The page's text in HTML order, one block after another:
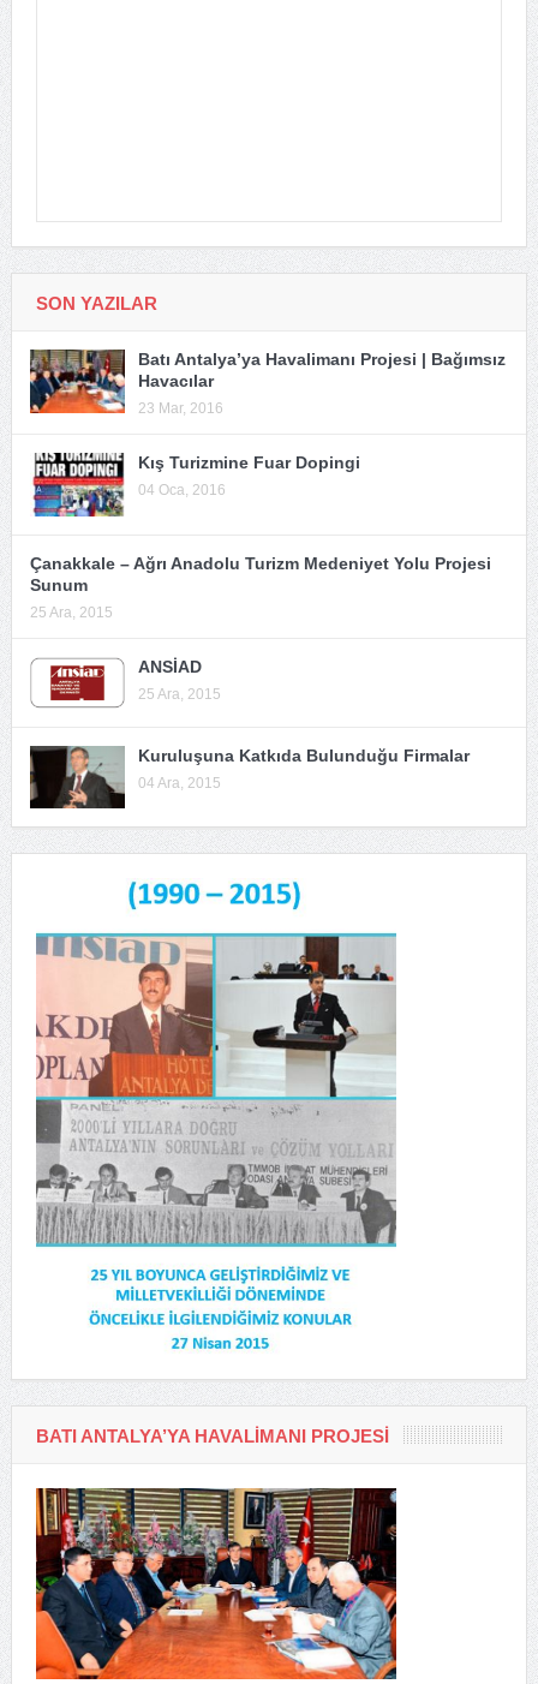
SON YAZILAR
Batı Antalya’ya Havalimanı Projesi | Bağımsız
Havacılar
23 Mar, 2016
Kış Turizmine Fuar Dopingi
04 Oca, 2016
Çanakkale – Ağrı Anadolu Turizm Medeniyet Yolu Projesi
Sunum
25 Ara, 2015
ANSİAD
25 Ara, 2015
Kuruluşuna Katkıda Bulunduğu Firmalar
04 Ara, 2015
BATI ANTALYA’YA HAVALIMANI PROJESI